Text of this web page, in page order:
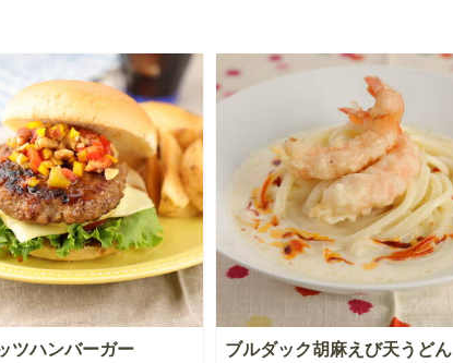
ツハンバーガー ブルダック胡麻えび天うどん